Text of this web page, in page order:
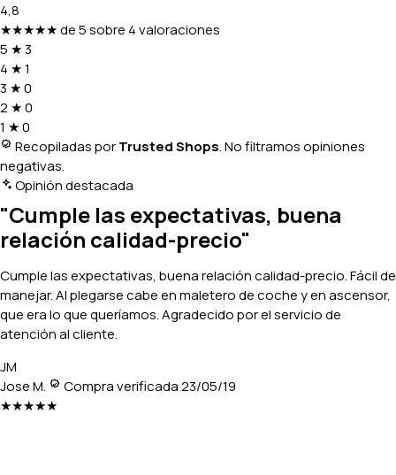
4,8
★★★★★de 5 sobre 4 valoraciones
5 ★3
4 ★1
3 ★0
2 ★0
1 ★0
Recopiladas porTrusted Shops. No filtramos opiniones
negativas.
Opinión destacada
"Cumple las expectativas, buena
relación calidad-precio"
Cumple las expectativas, buena relación calidad-precio. Fácil de
manejar. Al plegarse cabe en maletero de coche y en ascensor,
que era lo que queríamos. Agradecido por el servicio de
atención al cliente.
JM
Jose M.
Compra verificada23/05/19
★★★★★